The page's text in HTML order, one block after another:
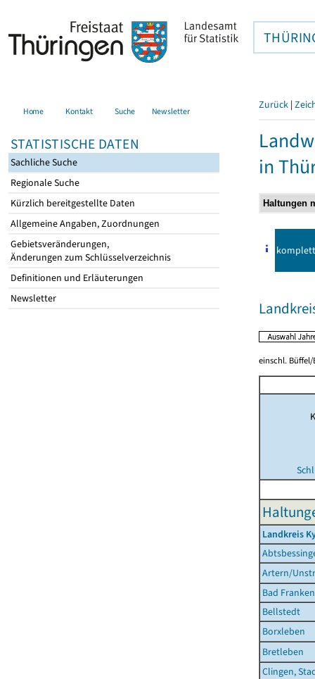
Home Kontakt Suche Newsletter
STATISTISCHE DATEN
Sachliche Suche
Regionale Suche
Kürzlich bereitgestellte Daten
Allgemeine Angaben, Zuordnungen
Gebietsveränderungen,
Änderungen zum Schlüsselverzeichnis
Definitionen und Erläuterungen
Newsletter
Zurück |
in
komplett
einschl. Büffel/
Landkreis
Artern/
Bad
Bellstedt
Borxleben
Bretleben
Clingen,